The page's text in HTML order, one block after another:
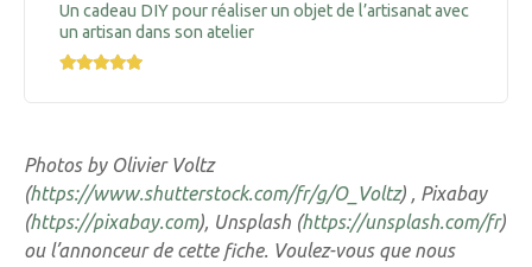
Un cadeau DIY pour réaliser un objet de l’artisanat avec
un artisan dans son atelier
Photos by Olivier Voltz
(https://www.shutterstock.com/fr/g/O_Voltz) , Pixabay
(https://pixabay.com), Unsplash (https://unsplash.com/fr)
ou l’annonceur de cette fiche. Voulez-vous que nous